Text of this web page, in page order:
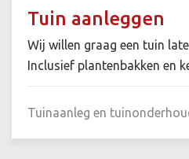
Tuin aanleggen
Wij willen graag een tuin
Inclusief plantenbakken en
Tuinaanleg en